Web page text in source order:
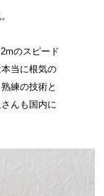
のスピード
当に根気の
練の技術と
んも国内に